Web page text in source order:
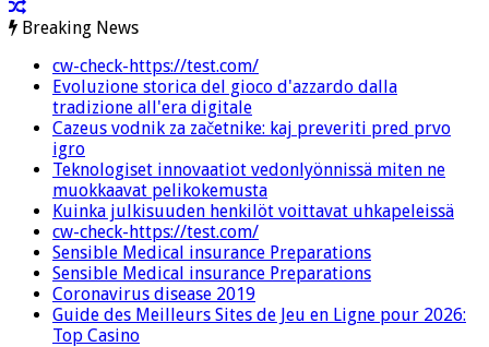
Breaking News
cw-check-https://test.com/
Evoluzione storica del gioco d'azzardo dalla
tradizione all'era digitale
Cazeus vodnik za začetnike: kaj preveriti pred prvo
igro
Teknologiset innovaatiot vedonlyönnissä miten ne
muokkaavat pelikokemusta
Kuinka julkisuuden henkilöt voittavat uhkapeleissä
cw-check-https://test.com/
Sensible Medical insurance Preparations
Sensible Medical insurance Preparations
Coronavirus disease 2019
Guide des Meilleurs Sites de Jeu en Ligne pour 2026:
Top Casino